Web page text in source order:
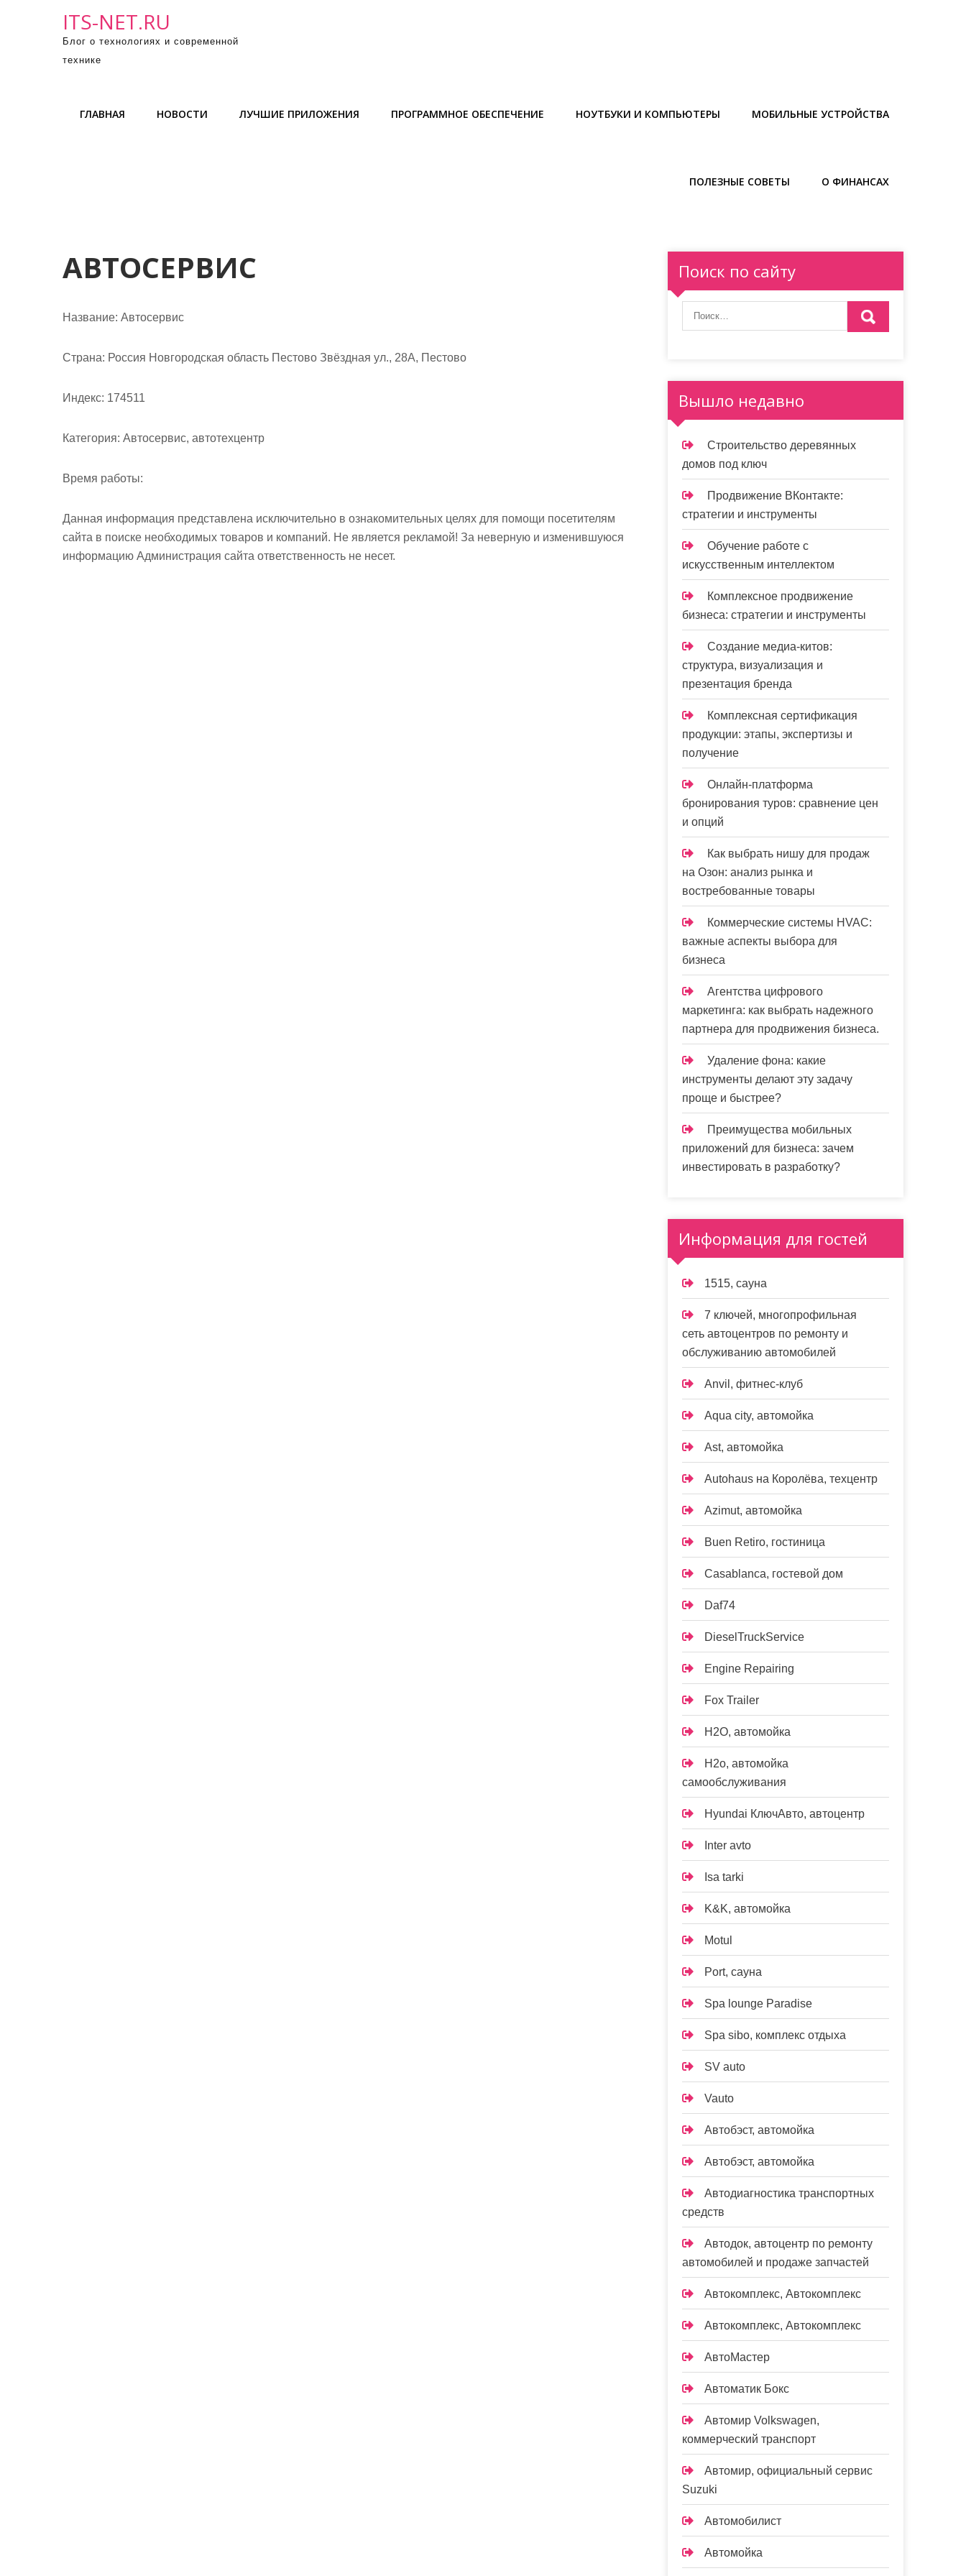
ITS-NET.RU
Блог о технологиях и современной
технике
ГЛАВНАЯ НОВОСТИ ЛУЧШИЕ ПРИЛОЖЕНИЯ ПРОГРАММНОЕ ОБЕСПЕЧЕНИЕ НОУТБУКИ И КОМПЬЮТЕРЫ МОБИЛЬНЫЕ УСТРОЙСТВА
ПОЛЕЗНЫЕ СОВЕТЫ О ФИНАНСАХ
АВТОСЕРВИС
Название: Автосервис
Страна: Россия Новгородская область Пестово Звёздная ул., 28А, Пестово
Индекс: 174511
Категория: Автосервис, автотехцентр
Время работы:
Данная информация представлена исключительно в ознакомительных целях для помощи посетителям
сайта в поиске необходимых товаров и компаний. Не является рекламой! За неверную и изменившуюся
информацию Администрация сайта ответственность не несет.
Поиск по сайту
Вышло недавно
Строительство деревянных
домов под ключ
Продвижение ВКонтакте:
стратегии и инструменты
Обучение работе с
искусственным интеллектом
Комплексное продвижение
бизнеса: стратегии и инструменты
Создание медиа-китов:
структура, визуализация и
презентация бренда
Комплексная сертификация
продукции: этапы, экспертизы и
получение
Онлайн-платформа
бронирования туров: сравнение цен
и опций
Как выбрать нишу для продаж
на Озон: анализ рынка и
востребованные товары
Коммерческие системы HVAC:
важные аспекты выбора для
бизнеса
Агентства цифрового
маркетинга: как выбрать надежного
партнера для продвижения бизнеса.
Удаление фона: какие
инструменты делают эту задачу
проще и быстрее?
Преимущества мобильных
приложений для бизнеса: зачем
инвестировать в разработку?
Информация для гостей
1515, сауна
7 ключей, многопрофильная
сеть автоцентров по ремонту и
обслуживанию автомобилей
Anvil, фитнес-клуб
Aqua city, автомойка
Ast, автомойка
Autohaus на Королёва, техцентр
Azimut, автомойка
Buen Retiro, гостиница
Casablanca, гостевой дом
Daf74
DieselTruckService
Engine Repairing
Fox Trailer
H2O, автомойка
H2o, автомойка
самообслуживания
Hyundai КлючАвто, автоцентр
Inter avto
Isa tarki
K&K, автомойка
Motul
Port, сауна
Spa lounge Paradise
Spa sibo, комплекс отдыха
SV auto
Vauto
Автобэст, автомойка
Автобэст, автомойка
Автодиагностика транспортных
средств
Автодок, автоцентр по ремонту
автомобилей и продаже запчастей
Автокомплекс, Автокомплекс
Автокомплекс, Автокомплекс
АвтоМастер
Автоматик Бокс
Автомир Volkswagen,
коммерческий транспорт
Автомир, официальный сервис
Suzuki
Автомобилист
Автомойка